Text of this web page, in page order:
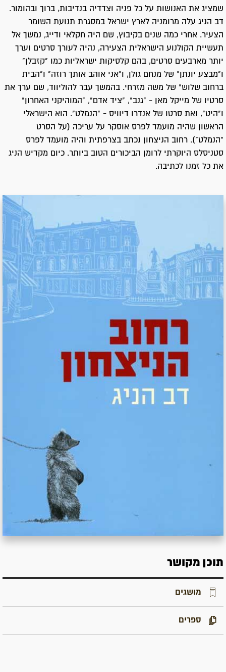
שמציג את האנושות על כל פניה וצדדיה בנדיבות, ברוך ובהומור.
דב הניג עלה מרומניה לארץ ישראל במסגרת תנועת השומר
הצעיר. אחרי כמה שנים בקיבוץ, שם היה חקלאי ודייג, נמשך אל
תעשיית הקולנוע הישראלית הצעירה, נהיה לעורך סרטים וערך
יותר מארבעים סרטים, בהם קלסיקות ישראליות כמו "קזבלן"
ו"מבצע יונתן" של מנחם גולן, ו"אני אוהב אותך רוזה" ו"הבית
ברחוב שלוש" של משה מזרחי. בהמשך עבר להוליווד, שם ערך את
סרטיו של מייקל מאן - "גנב", "ציד אדם", "המוהיקני האחרון"
ו"היט", ואת סרטו של אנדרו דיוויס - "הנמלט". הוא הישראלי
הראשון שהיה מועמד לפרס אוסקר על עריכה (על הסרט
"הנמלט"). רחוב הניצחון נכתב בצרפתית והיה מועמד לפרס
סטניסלס היוקרתי לרומן הביכורים הטוב ביותר. כיום מקדיש הניג
את כל זמנו לכתיבה.
תוכן מקושר
מושגים
ספרים